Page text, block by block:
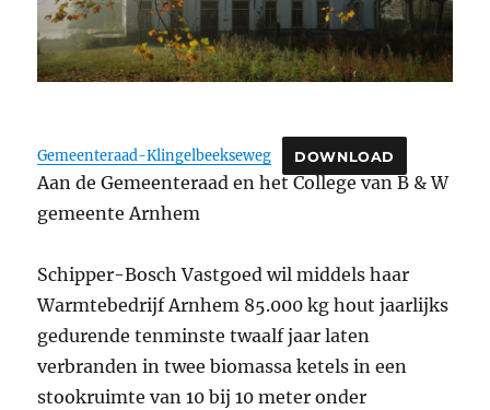
Gemeenteraad-Klingelbeekseweg DOWNLOAD
Aan de Gemeenteraad en het College van B & W
gemeente Arnhem
Schipper-Bosch Vastgoed wil middels haar
Warmtebedrijf Arnhem 85.000 kg hout jaarlijks
gedurende tenminste twaalf jaar laten
verbranden in twee biomassa ketels in een
stookruimte van 10 bij 10 meter onder